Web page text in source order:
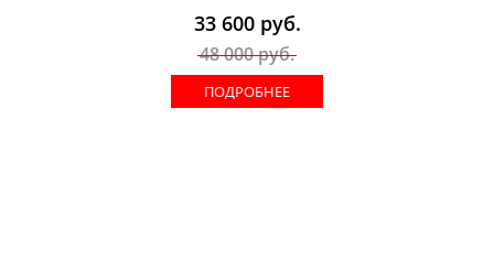
33 600руб.
48 000руб.
ПОДРОБНЕЕ